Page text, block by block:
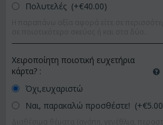
Πολυτελές (+€40.00)
Χειροποίητη ποιοτική ευχετήρια
κάρτα? :
Όχι,ευχαριστώ
Ναι, παρακαλώ προσθέστε! (+€5.00